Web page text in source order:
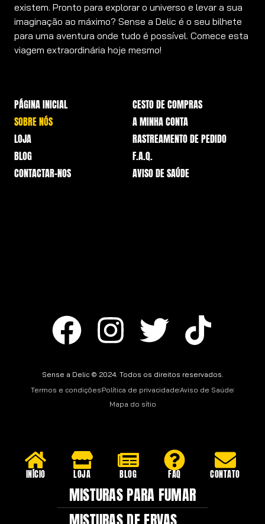
existem. Pronto para explorar o universo e levar a sua
imaginação ao máximo? Sense a Delic é o seu bilhete
para uma aventura onde tudo é possível. Comece esta
viagem extraordinária hoje mesmo!
PÁGINA INICIAL
SOBRE NÓS
LOJA
BLOG
CONTACTAR-NOS
CESTO DE COMPRAS
A MINHA CONTA
RASTREAMENTO DE PEDIDO
F.A.Q.
AVISO DE SAÚDE
Sense a Delic © 2024. Todos os direitos reservados.
Termos e condições Política de privacidadeAviso de Saúde
Mapa do sítio
INÍCIO LOJA BLOG FAQ CONTATO
MISTURAS PARA FUMAR